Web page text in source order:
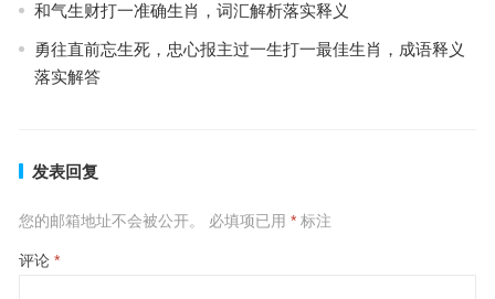
和气生财打一准确生肖，词汇解析落实释义
勇往直前忘生死，忠心报主过一生打一最佳生肖，成语释义
落实解答
发表回复
您的邮箱地址不会被公开。 必填项已用 *标注
评论 *